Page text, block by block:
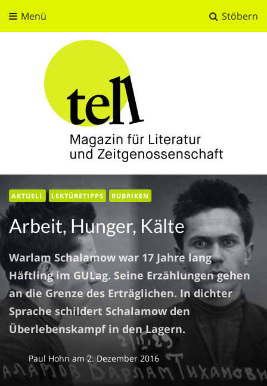
Stöbern
Menü
tell
Magazin für Literatur und Zeitgenossenschaft
AKTUELL LEKTÜRETIPPS RUBRIKEN
Arbeit, Hunger, Kälte
Warlam Schalamow war 17 Jahre lang
Häftling im GULag. Seine Erzählungen gehen
an die Grenze des Erträglichen. In dichter
Sprache schildert Schalamow den
Überlebenskampf in den Lagern.
Paul Hohn am 2. Dezember 2016